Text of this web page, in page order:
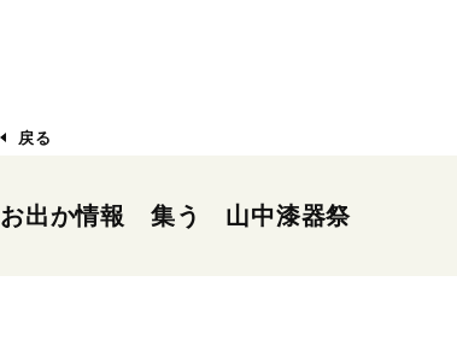
戻る
お出か情報 集う 山中漆器祭